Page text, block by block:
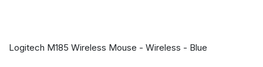
Logitech M185 Wireless Mouse - Wireless - Blue